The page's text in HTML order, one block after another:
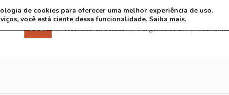
3 8 26 Neurofibromatoses Pergunte ao Dr
de cookies para oferecer uma melhor experiência de uso.
você está ciente dessa funcionalidade. Saiba mais.